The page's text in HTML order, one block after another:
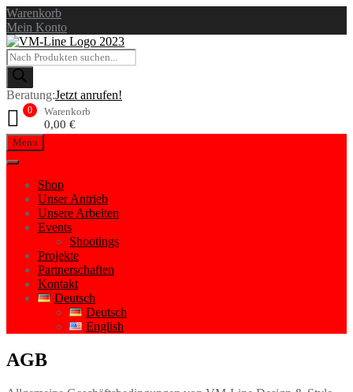
Warenkorb
Mein Konto
Products
search
Beratung:Jetzt anrufen!
Warenkorb
0,00 €
0
Skip
to
content
Menu
Shop
Unser Antrieb
Unsere Arbeiten
Events
Shootings
Projekte
Partnerschaften
Kontakt
Deutsch
Deutsch
English
AGB